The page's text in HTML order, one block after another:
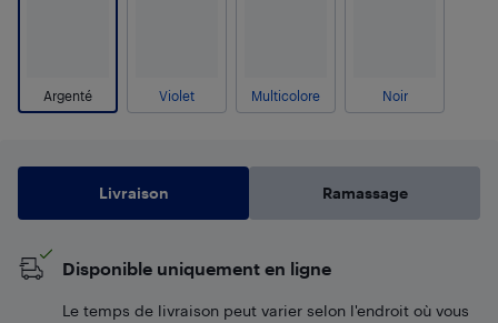
Argenté Violet Multicolore Noir
Livraison Ramassage
Disponible uniquement en ligne
Le temps de livraison peut varier selon l'endroit où vous